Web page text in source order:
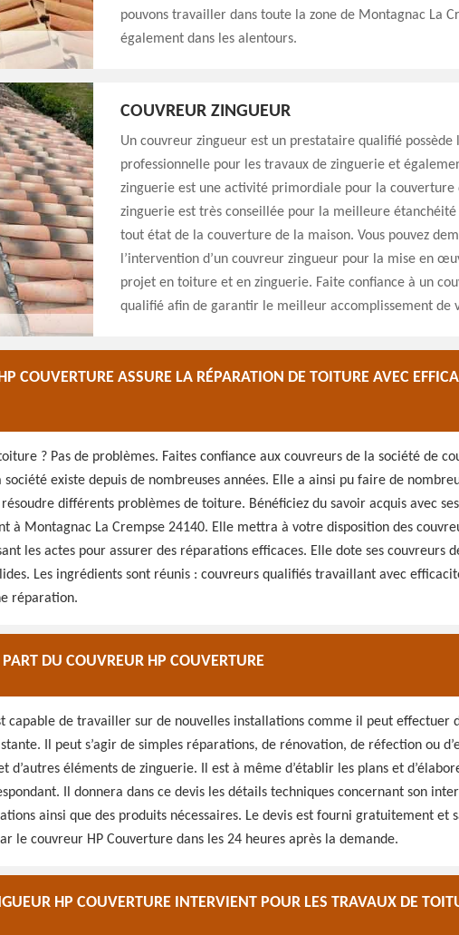
pouvons travailler dans toute la zone de Montagnac La
également dans les alentours.
COUVREUR ZINGUEUR
Un couvreur zingueur est un prestataire qualifié possède
professionnelle pour les travaux de zinguerie et
zinguerie est une activité primordiale pour la couverture
zinguerie est très conseillée pour la meilleure
tout état de la couverture de la maison. Vous pouvez
l’intervention d’un couvreur zingueur pour la mise en
projet en toiture et en zinguerie. Faite confiance à un
qualifié afin de garantir le meilleur accomplissement de
COUVERTURE ASSURE LA RÉPARATION DE TOITURE AVEC
? Pas de problèmes. Faites confiance aux couvreurs de la société de
société existe depuis de nombreuses années. Elle a ainsi pu faire de
différents problèmes de toiture. Bénéficiez du savoir acquis avec
à Montagnac La Crempse 24140. Elle mettra à votre disposition des
les actes pour assurer des réparations efficaces. Elle dote ses couvreurs
Les ingrédients sont réunis : couvreurs qualifiés travaillant avec
réparation.
DU COUVREUR HP COUVERTURE
capable de travailler sur de nouvelles installations comme il peut effectuer
Il peut s’agir de simples réparations, de rénovation, de réfection ou
d’autres éléments de zinguerie. Il est à même d’établir les plans et
Il donnera dans ce devis les détails techniques concernant son
ainsi que des produits nécessaires. Le devis est fourni gratuitement et
le couvreur HP Couverture dans les 24 heures après la demande.
HP COUVERTURE INTERVIENT POUR LES TRAVAUX DE